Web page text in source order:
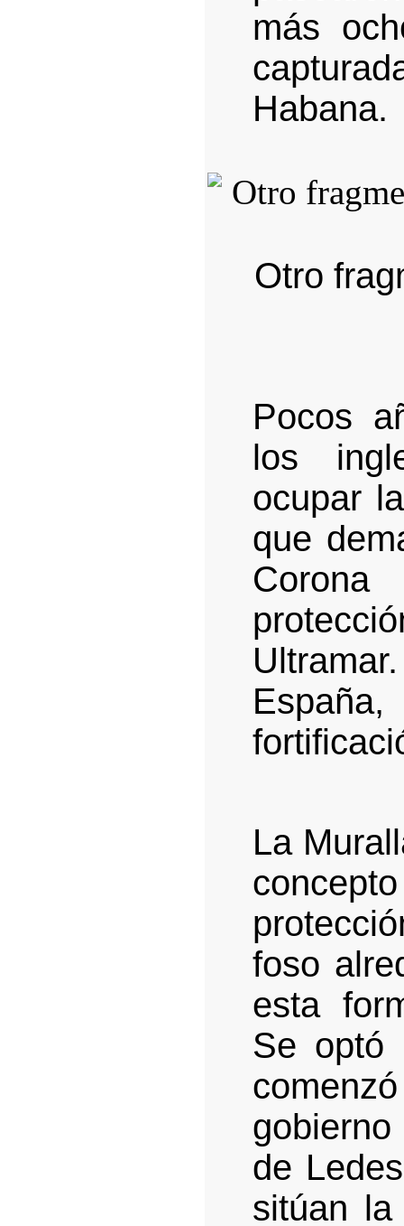
más
Habana.
Otro
Pocos
los
ocupar
que
La
foso
esta
Se optó
de
sitúan